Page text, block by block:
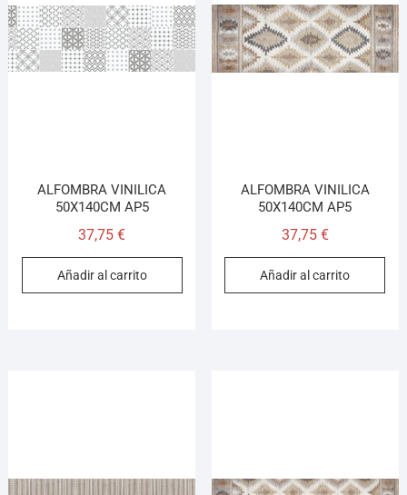
ALFOMBRA VINILICA
50X140CM AP5
37,75€
Añadir al carrito
ALFOMBRA VINILICA
50X140CM AP5
37,75 €
Añadir al carrito